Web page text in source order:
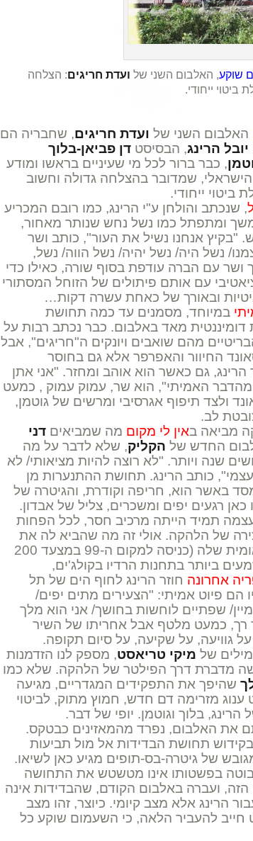
שוקע, האלבום השני של ועדת חריגים: הצלחה
ייחודי.
האלבום השני של ועדת חריגים, שחבריה הם
יובל הרינג, הבסיסט דן פביאן-בלוך
, כבר ברור לכל מי שעיניים בראשו ומודע
הישראלי, שמדובר בהצלחה גדולה וחשוב
ייחודי.
, שנכתב והולחן ע"י הרינג, כמו רובם המכריע
ומתפתל כמו נשל נחש שנותר מאחור,
"בקיץ אנחנו נשיל את העור", כותב ושר
נשל היה/ נשל יהיה/ נשל הווה/ נשל,
ושר עם הברה עודפת בסוף שורה, כאילו כדי
עם אותם פיתולים של הזוחל המסתורי
ובאורך של כאחת עשרה דקות…
במיוחד, מסמנים עד כמה תחושת
דומיננטית מאד באלבום. כבר נכתב רבות על
מהם שואבים ויונקים ה"חריגים", אבל
החיוור והאפרפר אלא גם בחוסר
גם כאשר הוא אוהב ומחזר. "אני אתן
האמיתי", הוא שר, עמוק עמוק , כמעט
ולצד תיפוף אגרסיבי ומרשים של גוטמן,
לב.
מביאה באין לי מקום מה שמביאים דני
החדש של הקליק, שלא לדבר על מה
שנה ויותר. "לא רוצה להיות מציאותי/ לא
כותב הרינג. תחושת ההתנערות מן
באשר הוא, חריפה וקודרת, והגיטרה של
כאן רגעים יפים ומשכרים, צליל של אבדון.
תמיד הייתה מרכיב חסר, לכל הפחות
של הלהקה. אולי זה מה שהביא לה את
ההצלחה הבינלאומית שלה (כניסה למקום ה-99 במצעד 200
ביותר בתחנות הרדיו בקולג'ים,
אחרונה חוזר הרינג לחוף הים של תל
הם פיוט אמיתי: "הצעירים מתים יפים/
שפתיים לוחשות בחושך/ אני הוא מלך
רך, כמעט מלטף אבל אחריתו של השיר
גוויעה, על שקיעה, על סיום תקופה.
של מיקי טריאסט, מספק לנו הזדמנות
מדברת דרך הפילטר של הלהקה. שלא כמו
שהיפך את התפקידים המגדריים, מגיעה
מזרימה דם חדש, חמוץ מתוק, לביטוי
בלוך וגוטמן. יופי של דבר.
את האלבום, נפרד מהמאזינים כבטקס.
תחושת הבדידות אל מול תביעות
של גיטרה-בס-תופים מגיע כאן לשיאו.
בפשטותו אינו מטשטש את התחושה
ועברה באלבום הקודם, שהבדידות אינה
הרינג אלא מצב קיומי. כיוצר, זהו מצב
חייב להעביר הלאה, כי השעמום שוקע כל